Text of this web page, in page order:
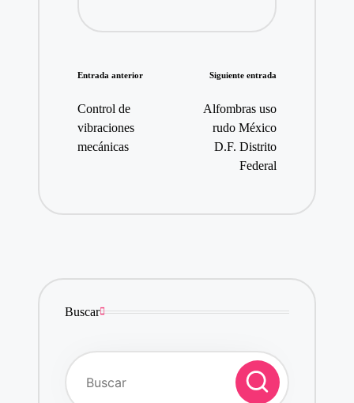
Navegación
de
entradas
Entrada anterior
Control de
vibraciones
mecánicas
Siguiente entrada
Alfombras uso
rudo México
D.F. Distrito
Federal
Buscar